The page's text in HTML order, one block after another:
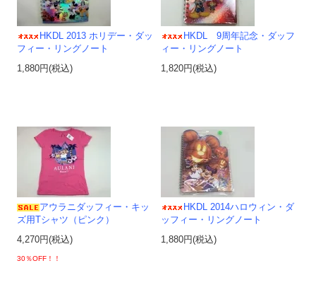
HKDL 2013 ホリデー・ダッ
フィー・リングノート
1,880円(税込)
HKDL 9周年記念・ダッフ
ィー・リングノート
1,820円(税込)
アウラニダッフィー・キッ
ズ用Tシャツ（ピンク）
4,270円(税込)
30％OFF！！
HKDL 2014ハロウィン・ダ
ッフィー・リングノート
1,880円(税込)